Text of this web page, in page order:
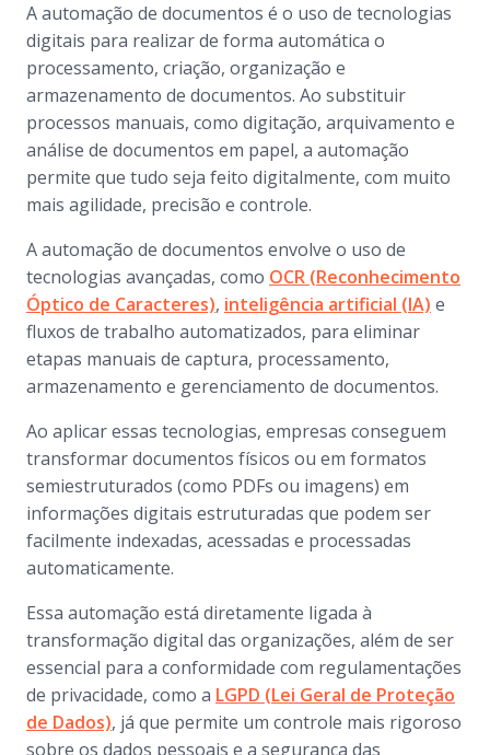
A automação de documentos é o uso de tecnologias
digitais para realizar de forma automática o
processamento, criação, organização e
armazenamento de documentos. Ao substituir
processos manuais, como digitação, arquivamento e
análise de documentos em papel, a automação
permite que tudo seja feito digitalmente, com muito
mais agilidade, precisão e controle.
A automação de documentos envolve o uso de
tecnologias avançadas, como OCR (Reconhecimento
Óptico de Caracteres), inteligência artificial (IA) e
fluxos de trabalho automatizados, para eliminar
etapas manuais de captura, processamento,
armazenamento e gerenciamento de documentos.
Ao aplicar essas tecnologias, empresas conseguem
transformar documentos físicos ou em formatos
semiestruturados (como PDFs ou imagens) em
informações digitais estruturadas que podem ser
facilmente indexadas, acessadas e processadas
automaticamente.
Essa automação está diretamente ligada à
transformação digital das organizações, além de ser
essencial para a conformidade com regulamentações
de privacidade, como a LGPD (Lei Geral de Proteção
de Dados), já que permite um controle mais rigoroso
sobre os dados pessoais e a segurança das